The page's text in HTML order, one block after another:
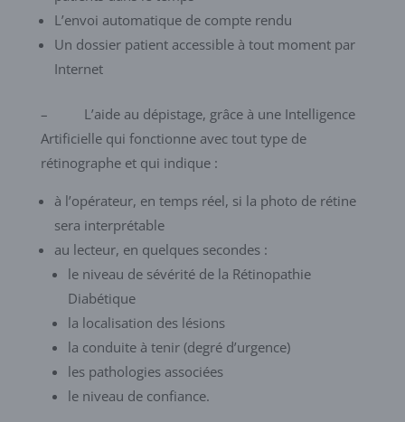
L’envoi automatique de compte rendu
Un dossier patient accessible à tout moment par
Internet
– L’aide au dépistage, grâce à une Intelligence
Artificielle qui fonctionne avec tout type de
rétinographe et qui indique :
à l’opérateur, en temps réel, si la photo de rétine
sera interprétable
au lecteur, en quelques secondes :
le niveau de sévérité de la Rétinopathie
Diabétique
la localisation des lésions
la conduite à tenir (degré d’urgence)
les pathologies associées
le niveau de confiance.